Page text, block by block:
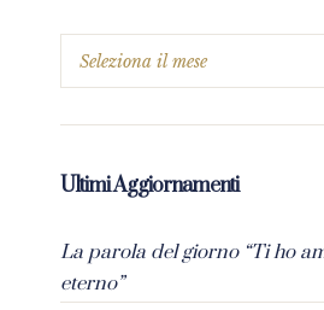
Ultimi Aggiornamenti
La parola del giorno “Ti ho
eterno”